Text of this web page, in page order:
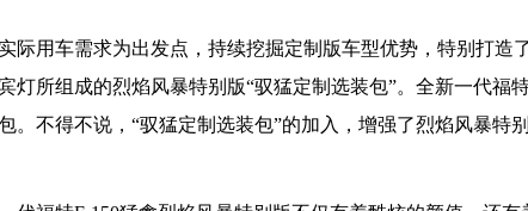
际用车需求为出发点，持续挖掘定制版车型优势，特别打造
所组成的烈焰风暴特别版“驭猛定制选装包”。全新一代福
。不得不说，“驭猛定制选装包”的加入，增强了烈焰风暴特